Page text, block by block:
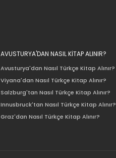
AVUSTURYA'DAN NASIL KİTAP ALINIR?
Avusturya'dan Nasıl Türkçe Kitap Alınır?
Viyana'dan Nasıl Türkçe Kitap Alınır?
Salzburg'tan Nasıl Türkçe Kitap Alınır?
Innusbruck'tan Nasıl Türkçe Kitap Alınır?
Graz'dan Nasıl Türkçe Kitap Alınır?